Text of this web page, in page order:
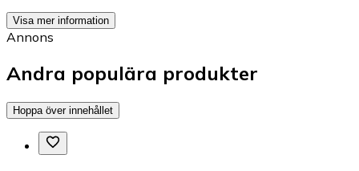
Visa mer information
Annons
Andra populära produkter
Hoppa över innehållet